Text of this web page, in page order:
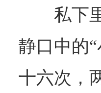
私下
静口中的
十六次，